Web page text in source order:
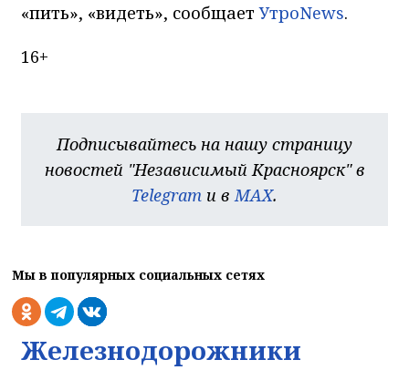
«пить», «видеть», сообщаетУтроNews.
16+
Подписывайтесь на нашу страницу
новостей "Независимый Красноярск" в
Telegram и вMAX.
Мы в популярных социальных сетях
Железнодорожники